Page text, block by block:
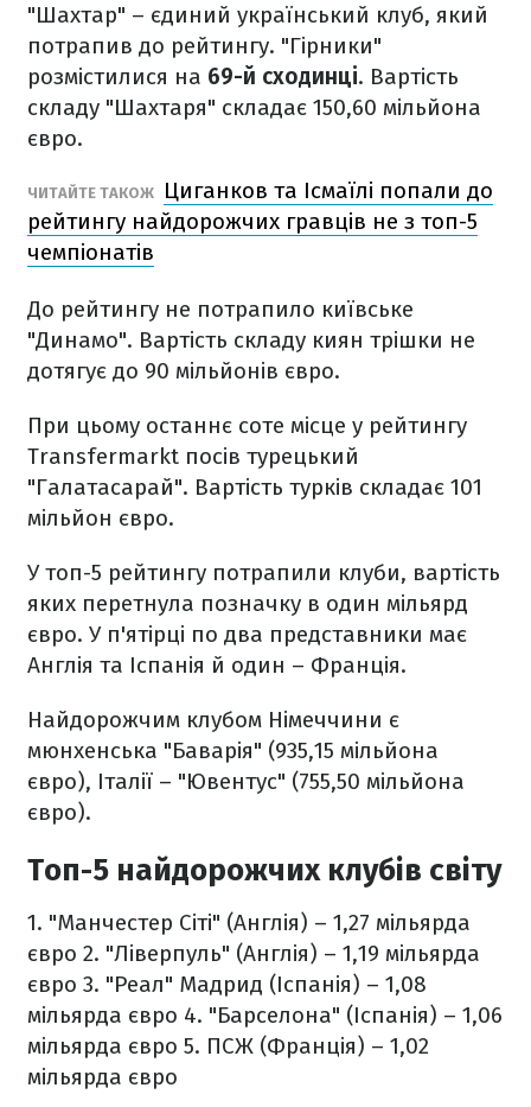
"Шахтар" – єдиний український клуб, який
потрапив до рейтингу. "Гірники"
розмістилися на 69-й сходинці. Вартість
складу "Шахтаря" складає 150,60 мільйона
євро.
ЧИТАЙТЕ ТАКОЖ
Циганков та Ісмаїлі попали до
рейтингу найдорожчих гравців не з топ-5
чемпіонатів
До рейтингу не потрапило київське
"Динамо". Вартість складу киян трішки не
дотягує до 90 мільйонів євро.
При цьому останнє соте місце у рейтингу
Transfermarkt посів турецький
"Галатасарай". Вартість турків складає 101
мільйон євро.
У топ-5 рейтингу потрапили клуби, вартість
яких перетнула позначку в один мільярд
євро. У п'ятірці по два представники має
Англія та Іспанія й один – Франція.
Найдорожчим клубом Німеччини є
мюнхенська "Баварія" (935,15 мільйона
євро), Італії – "Ювентус" (755,50 мільйона
євро).
Топ-5 найдорожчих клубів світу
1. "Манчестер Сіті" (Англія) – 1,27 мільярда
євро 2. "Ліверпуль" (Англія) – 1,19 мільярда
євро 3. "Реал" Мадрид (Іспанія) – 1,08
мільярда євро 4. "Барселона" (Іспанія) – 1,06
мільярда євро 5. ПСЖ (Франція) – 1,02
мільярда євро